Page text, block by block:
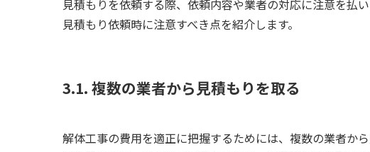
見積もりを依頼する際、依頼内容や業者の対応に注意を払
見積もり依頼時に注意すべき点を紹介します。
3.1. 複数の業者から見積もりを取る
解体工事の費用を適正に把握するためには、複数の業者か